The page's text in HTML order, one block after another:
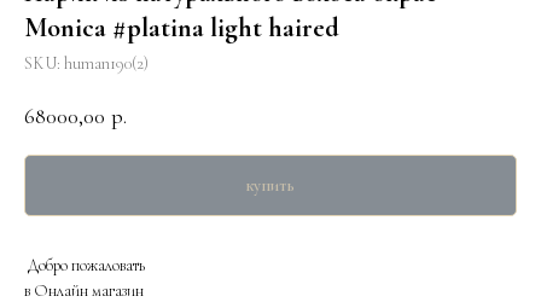
Monica #platina light haired
SKU: human190(2)
68000,00 р.
купить
Добро пожаловать
в Онлайн магазин